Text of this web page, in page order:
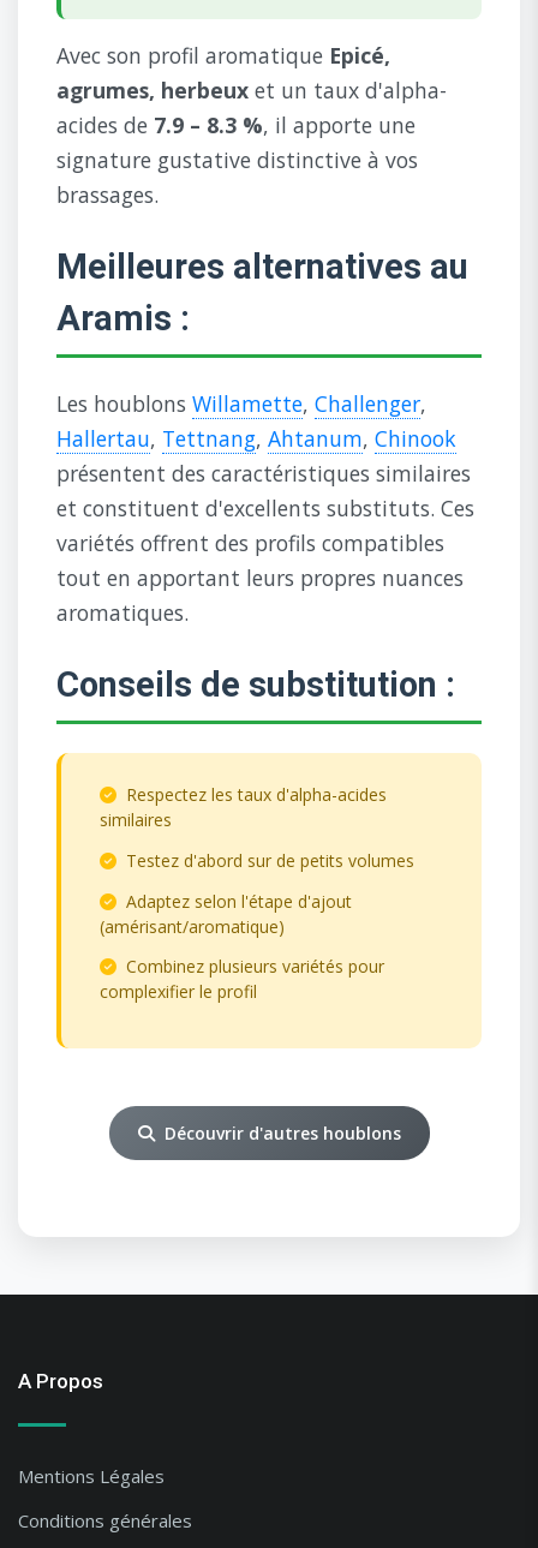
Avec son profil aromatique Epicé,
agrumes, herbeux et un taux d'alpha-
acides de 7.9 – 8.3 %, il apporte une
signature gustative distinctive à vos
brassages.
Meilleures alternatives au
Aramis :
Les houblons Willamette, Challenger,
Hallertau, Tettnang, Ahtanum, Chinook
présentent des caractéristiques similaires
et constituent d'excellents substituts. Ces
variétés offrent des profils compatibles
tout en apportant leurs propres nuances
aromatiques.
Conseils de substitution :
Respectez les taux d'alpha-acides
similaires
Testez d'abord sur de petits volumes
Adaptez selon l'étape d'ajout
(amérisant/aromatique)
Combinez plusieurs variétés pour
complexifier le profil
Découvrir d'autres houblons
A Propos
Mentions Légales
Conditions générales